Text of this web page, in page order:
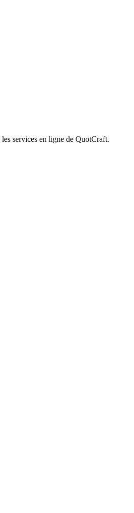
services en ligne de QuotCraft.